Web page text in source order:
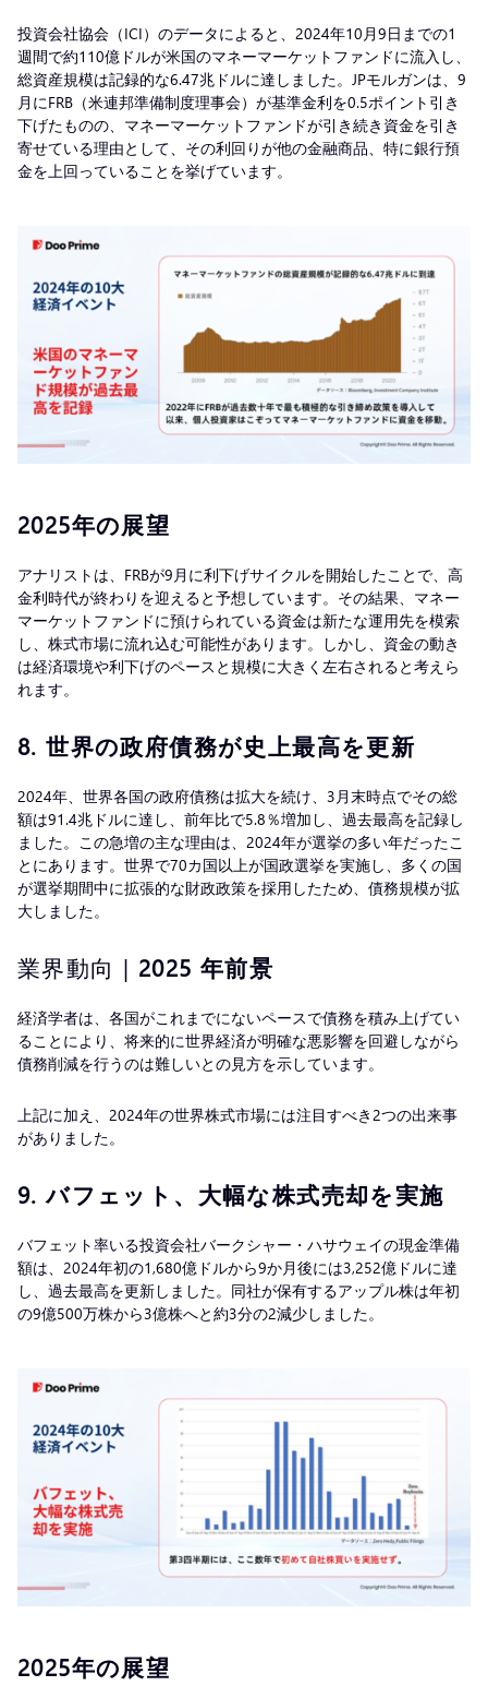
投資会社協会（ICI）のデータによると、2024年10月9日までの1
週間で約110億ドルが米国のマネーマーケットファンドに流入し、
総資産規模は記録的な6.47兆ドルに達しました。JPモルガンは、9
月にFRB（米連邦準備制度理事会）が基準金利を0.5ポイント引き
下げたものの、マネーマーケットファンドが引き続き資金を引き
寄せている理由として、その利回りが他の金融商品、特に銀行預
金を上回っていることを挙げています。
2025年の展望
アナリストは、FRBが9月に利下げサイクルを開始したことで、高
金利時代が終わりを迎えると予想しています。その結果、マネー
マーケットファンドに預けられている資金は新たな運用先を模索
し、株式市場に流れ込む可能性があります。しかし、資金の動き
は経済環境や利下げのペースと規模に大きく左右されると考えら
れます。
8. 世界の政府債務が史上最高を更新
2024年、世界各国の政府債務は拡大を続け、3月末時点でその総
額は91.4兆ドルに達し、前年比で5.8％増加し、過去最高を記録し
ました。この急増の主な理由は、2024年が選挙の多い年だったこ
とにあります。世界で70カ国以上が国政選挙を実施し、多くの国
が選挙期間中に拡張的な財政政策を採用したため、債務規模が拡
大しました。
業界動向 | 2025 年前景
経済学者は、各国がこれまでにないペースで債務を積み上げてい
ることにより、将来的に世界経済が明確な悪影響を回避しながら
債務削減を行うのは難しいとの見方を示しています。
上記に加え、2024年の世界株式市場には注目すべき2つの出来事
がありました。
9. バフェット、大幅な株式売却を実施
バフェット率いる投資会社バークシャー・ハサウェイの現金準備
額は、2024年初の1,680億ドルから9か月後には3,252億ドルに達
し、過去最高を更新しました。同社が保有するアップル株は年初
の9億500万株から3億株へと約3分の2減少しました。
2025年の展望